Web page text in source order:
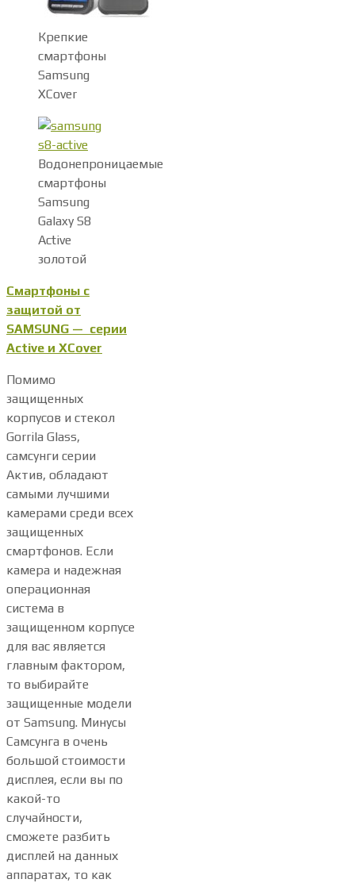
Крепкие
смартфоны
Samsung
XCover
Водонепроницаемые
смартфоны
Samsung
Galaxy S8
Active
золотой
Смартфоны с
защитой от
SAMSUNG — серии
Active и XCover
Помимо
защищенных
корпусов и стекол
Gorrila Glass,
самсунги серии
Актив, обладают
самыми лучшими
камерами среди всех
защищенных
смартфонов. Если
камера и надежная
операционная
система в
защищенном корпусе
для вас является
главным фактором,
то выбирайте
защищенные модели
от Samsung. Минусы
Самсунга в очень
большой стоимости
дисплея, если вы по
какой-то
случайности,
сможете разбить
дисплей на данных
аппаратах, то как